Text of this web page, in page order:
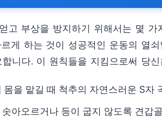
고 부상을 방지하기 위해서는 몇
게 하는 것이 성공적인 운동의 열
니다. 이 원칙들을 지킴으로써 당
몸을 맡길 때 척추의 자연스러운 S자
아오르거나 등이 굽지 않도록 견갑